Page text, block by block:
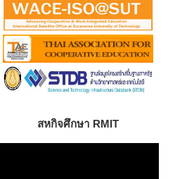
สหกิจศึกษา RMIT